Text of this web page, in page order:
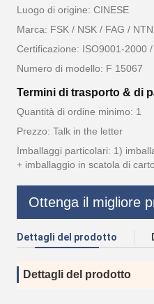
Luogo di origine: CINESE
Marca: FSK / NSK / FAG /
Certificazione: ISO9001-2000 /
Numero di modello: F 15067
Termini di trasporto & di
Quantità di ordine minimo: 1
Prezzo: Talk in the letter
Imballaggi particolari: 1)
+ imballaggio in scatola di
Ottenga il migliore
Dettagli del prodotto
Dettagli del prodotto